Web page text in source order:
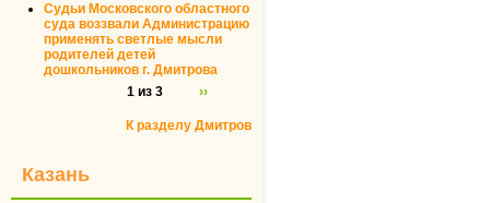
Судьи Московского областного
суда воззвали Администрацию
применять светлые мысли
родителей детей
дошкольников г. Дмитрова
1 из 3
››
К разделу Дмитров
Казань